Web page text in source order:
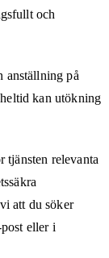
och
anställning på
kan utökning
relevanta
att du söker
eller i